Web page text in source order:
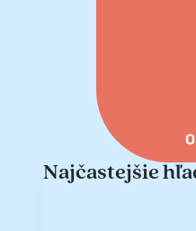
Najčastejšie